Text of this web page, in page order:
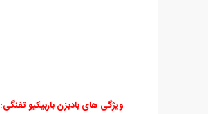
ویژگی های بادبزن باربیکیو تفنگی: